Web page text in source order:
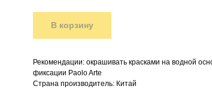
В корзину
Рекомендации: окрашивать красками на водной
фиксации Paolo Arte
Страна производитель: Китай